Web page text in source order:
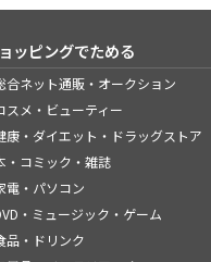
ッピングでためる
合ネット通販・オークション
スメ・ビューティー
康・ダイエット・ドラッグストア
・コミック・雑誌
電・パソコン
・ミュージック・ゲーム
品・ドリンク